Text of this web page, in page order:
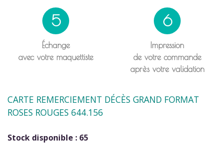
5
Échange
avec votre maquettiste
6
Impression
de votre commande
après votre validation
CARTE REMERCIEMENT DÉCÈS GRAND FORMAT
ROSES ROUGES 644.156
Stock disponible : 65